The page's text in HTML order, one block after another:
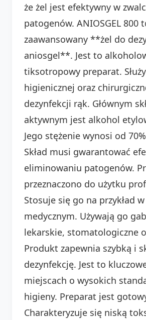
że żel jest efektywny w
patogenów. ANIOSGEL 800
zaawansowany **żel do
aniosgel**. Jest to
tiksotropowy preparat.
higienicznej oraz
dezynfekcji rąk. Głównym
aktywnym jest alkohol
Jego stężenie wynosi od
Skład musi gwarantować
eliminowaniu patogenów.
przeznaczono do użytku
Stosuje się go na przykład
medycznym. Używają go
lekarskie, stomatologiczne
Produkt zapewnia szybką i
dezynfekcję. Jest to
miejscach o wysokich
higieny. Preparat jest
Charakteryzuje się niską